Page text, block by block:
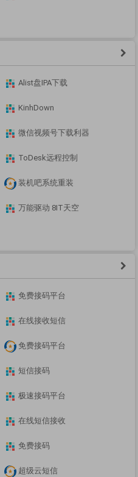
Alist盘IPA下载
KinhDown
微信视频号下载利器
ToDesk远程控制
装机吧系统重装
万能驱动 8IT天空
免费接码平台
在线接收短信
免费接码平台
短信接码
极速接码平台
在线短信接收
免费接码
超级云短信